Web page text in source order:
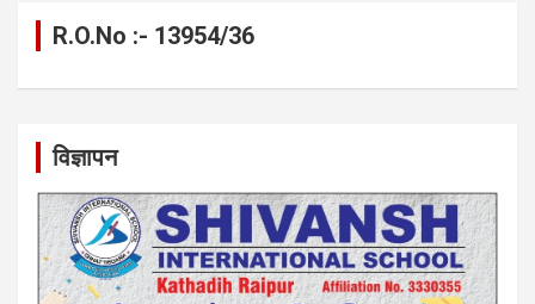
R.O.No :- 13954/36
विज्ञापन